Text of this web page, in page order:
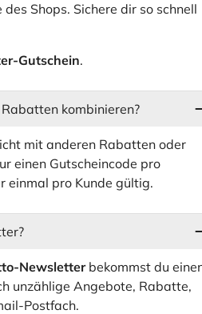
Shops. Sichere dir so schnell
Gutschein.
kombinieren?
mit anderen Rabatten oder
einen Gutscheincode pro
einmal pro Kunde gültig.
Newsletterbekommst du
unzählige Angebote, Rabatte,
Postfach.